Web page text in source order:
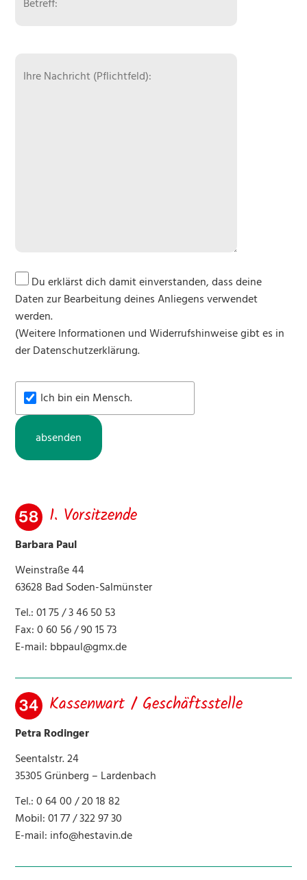
Du erklärst dich damit einverstanden, dass deine
Daten zur Bearbeitung deines Anliegens verwendet
werden.
(Weitere Informationen und Widerrufshinweise gibt es in
derDatenschutzerklärung.
Ich bin ein Mensch.
absenden
1. Vorsitzende
Barbara Paul
Weinstraße 44
63628 Bad Soden-Salmünster
Tel.: 01 75 / 3 46 50 53
Fax: 0 60 56 / 90 15 73
E-mail: bbpaul@gmx.de
Kassenwart / Geschäftsstelle
Petra Rodinger
Seentalstr. 24
35305 Grünberg – Lardenbach
Tel.: 0 64 00 / 20 18 82
Mobil: 01 77 / 322 97 30
E-mail: info@hestavin.de
40 Vogelschmiede
41 Am Moosbach
42 SPA Hotel Restaurant Jöckel
45 Finehorsework
46 Birkenstöcke
48 Franzehof
51 Scheffehof
54 Pferdebetrieb Farr
58 Pferdefreunde Hausen